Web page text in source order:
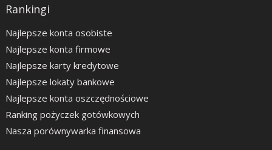
Rankingi
Najlepsze konta osobiste
Najlepsze konta firmowe
Najlepsze karty kredytowe
Najlepsze lokaty bankowe
Najlepsze konta oszczędnościowe
Ranking pożyczek gotówkowych
Nasza porównywarka finansowa